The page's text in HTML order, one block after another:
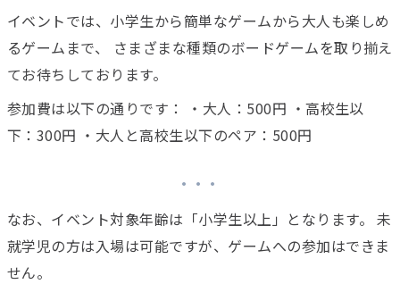
イベントでは、小学生から簡単なゲームから大人も楽しめ
るゲームまで、 さまざまな種類のボードゲームを取り揃え
てお待ちしております。
参加費は以下の通りです： ・大人：500円 ・高校生以
下：300円 ・大人と高校生以下のペア：500円
なお、イベント対象年齢は「小学生以上」となります。 未
就学児の方は入場は可能ですが、ゲームへの参加はできま
せん。